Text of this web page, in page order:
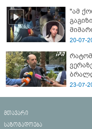
"ამ
20-07-
23-07-
მთავარი
საზოგადოება